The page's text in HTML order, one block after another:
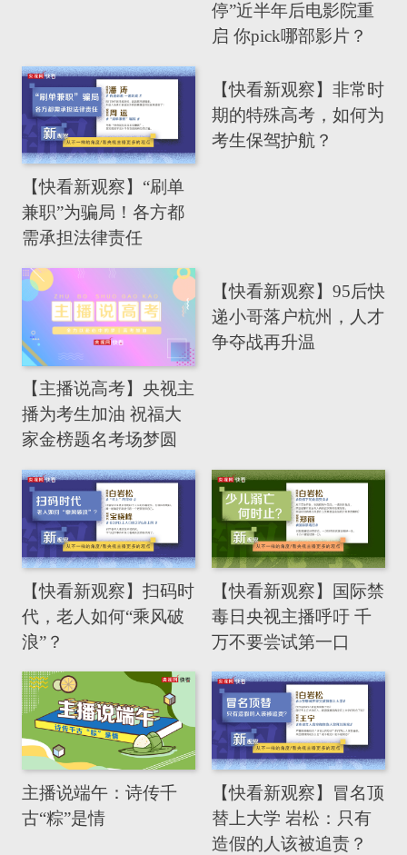
停”近半年后电影院重
启 你pick哪部影片？
【快看新观察】“刷单
兼职”为骗局！各方都
需承担法律责任
【快看新观察】非常时
期的特殊高考，如何为
考生保驾护航？
【主播说高考】央视主
播为考生加油 祝福大
家金榜题名考场梦圆
【快看新观察】95后快
递小哥落户杭州，人才
争夺战再升温
【快看新观察】扫码时
代，老人如何“乘风破
浪”？
【快看新观察】国际禁
毒日央视主播呼吁 千
万不要尝试第一口
主播说端午：诗传千
古“粽”是情
【快看新观察】冒名顶
替上大学 岩松：只有
造假的人该被追责？